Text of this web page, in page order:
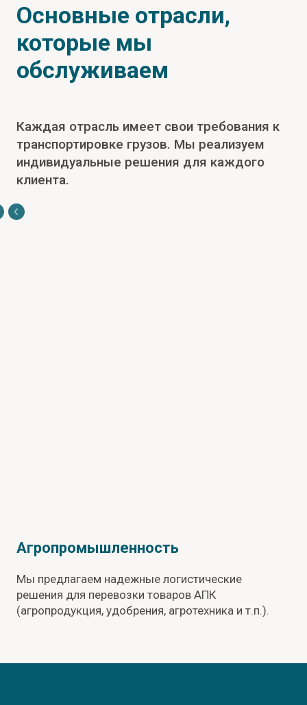
Основные отрасли,
которые мы
обслуживаем
Каждая отрасль имеет свои требования к
транспортировке грузов. Мы реализуем
индивидуальные решения для каждого
клиента.
Агропромышленность
Мы предлагаем надежные логистические
решения для перевозки товаров АПК
(агропродукция, удобрения, агротехника и т.п.).